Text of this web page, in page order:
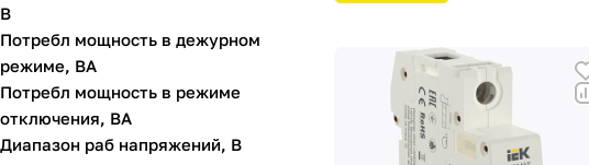
В
Потребл мощность в дежурном
режиме, ВА
Потребл мощность в режиме
отключения, ВА
Диапазон раб напряжений, В